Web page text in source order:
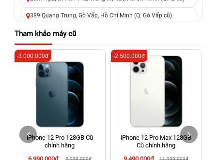
389 Quang Trung, Gò Vấp, Hồ Chí Minh (Q. Gò Vấp cũ)
625 - 625A Âu Cơ, Tân Phú, Hồ Chí Minh (Quận Tân Phú cũ)
326 Lê Văn Việt, Tăng Nhơn Phú, Hồ Chí Minh (Q.9 TP. Thủ
Đức cũ)
256 Võ Văn Ngân, Thủ Đức, Hồ Chí Minh (Bình Thọ, TP. Thủ
70 Nguyễn An Ninh, Dĩ An, Hồ Chí Minh (Bình Dương Cũ)
24h Vũng Tàu: 162A Ba Cu, Vũng Tàu, Hồ Chí Minh (TP. Vũng
Tàu cũ)
198 Hoàng Văn Thụ, Tân Sơn Nhất, Hồ Chí Minh (Tân Bình
Tham khảo máy cũ
iPhone 12 Pro 128GB Cũ
chính hãng
9.990.000đ
-3.000.000đ
iPhone 12 Pro Max 128GB
Cũ chính hãng
11.990.000đ
-2.500.000đ